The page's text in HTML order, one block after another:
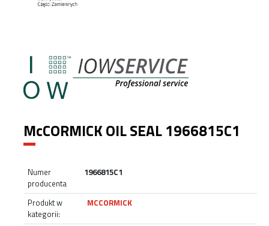
McCORMICK OIL SEAL 1966815C1
Numer
producenta
1966815C1
Produkt w
kategorii:
MCCORMICK